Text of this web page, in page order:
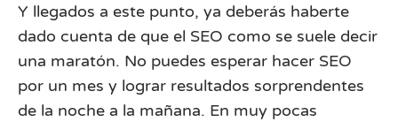
Y llegados a este punto, ya deberás haberte
dado cuenta de que el SEO como se suele decir
una maratón. No puedes esperar hacer SEO
por un mes y lograr resultados sorprendentes
de la noche a la mañana. En muy pocas